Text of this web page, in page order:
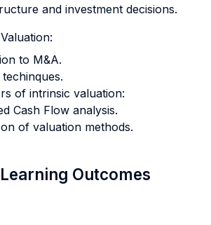
and investment decisions.
to M&A.
of intrinsic valuation:
Cash Flow analysis.
of valuation methods.
Outcomes